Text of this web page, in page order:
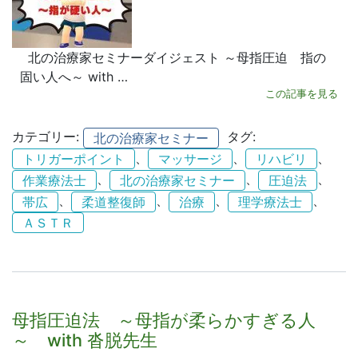
北の治療家セミナーダイジェスト ～母指圧迫 指の
固い人へ～ with …
この記事を見る
カテゴリー: 北の治療家セミナー
タグ:
トリガーポイント
マッサージ リハビリ
作業療法士
、 北の治療家セミナー 、 圧迫法
、
帯広
柔道整復師 治療 理学療法士
ＡＳＴＲ
母指圧迫法 ～母指が柔らかすぎる人
～ with 沓脱先生